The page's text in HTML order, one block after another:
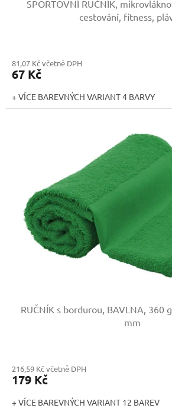
SPORTOVNÍ RUČNÍK,
cestování, fitness,
81,07 Kč včetně DPH
67 Kč
+ VÍCE BAREVNÝCH VARIANT 4 BARVY
RUČNÍK s bordurou, BAVLNA, 360
mm
216,59 Kč včetně DPH
179 Kč
+ VÍCE BAREVNÝCH VARIANT 12 BAREV